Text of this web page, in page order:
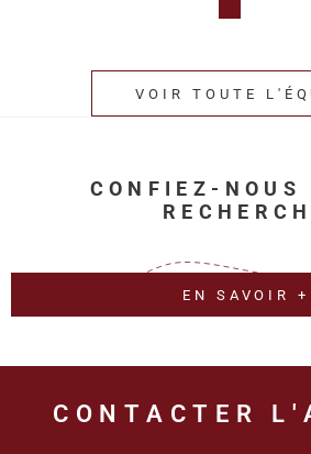
VOIR TOUTE
CONFIEZ-NOUS
EN SAVOIR +
CONTACTER